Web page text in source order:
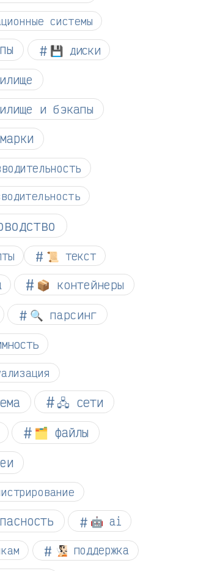
системы
💾 диски
и бэкапы
📜 текст
📦 контейнеры
🔍 парсинг
🖧 сети
🗂️ файлы
🤖 ai
🧏🏻 поддержка